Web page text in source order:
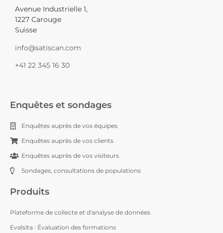
Avenue Industrielle 1,
1227 Carouge
Suisse
info@satiscan.com
+41 22 345 16 30
Enquêtes et sondages
Enquêtes auprès de vos équipes
Enquêtes auprès de vos clients
Enquêtes auprès de vos visiteurs
Sondages, consultations de populations
Produits
Plateforme de collecte et d'analyse de données
Evalsita : Évaluation des formations